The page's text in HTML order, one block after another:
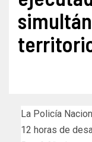
La Policía
12 horas de